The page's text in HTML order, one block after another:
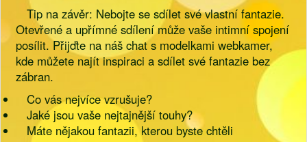
Tip na závěr: Nebojte se sdílet své vlastní fantazie.
Otevřené a upřímné sdílení může vaše intimní spojení
posílit. Přijďte na náš chat s modelkami webkamer,
kde můžete najít inspiraci a sdílet své fantazie bez
zábran.
Co vás nejvíce vzrušuje?
Jaké jsou vaše nejtajnější touhy?
Máte nějakou fantazii, kterou byste chtěli